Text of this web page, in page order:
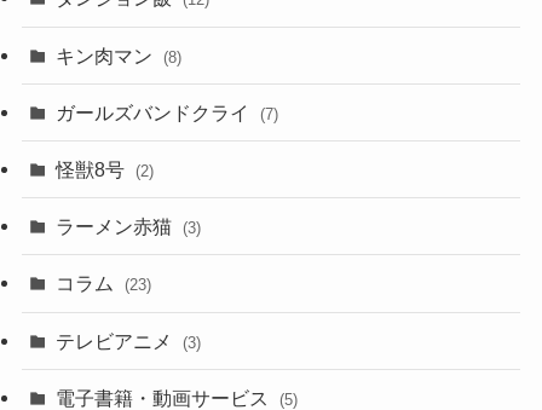
キン肉マン (8)
ガールズバンドクライ (7)
怪獣8号 (2)
ラーメン赤猫 (3)
コラム (23)
テレビアニメ (3)
電子書籍・動画サービス (5)